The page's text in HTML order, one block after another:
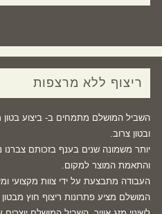
ריצוף ללא מרצפות
השביל המושלם מתמחים ב- ביצוע בטון
ובטון צרוב.
יותר משמונה שנים בענף בזכותם צברנו
והתאמת המוצר למקום.
העבודה מתבצעת על ידי צוות מקצועי
המושלם מציע פתרונות ריצוף חוץ